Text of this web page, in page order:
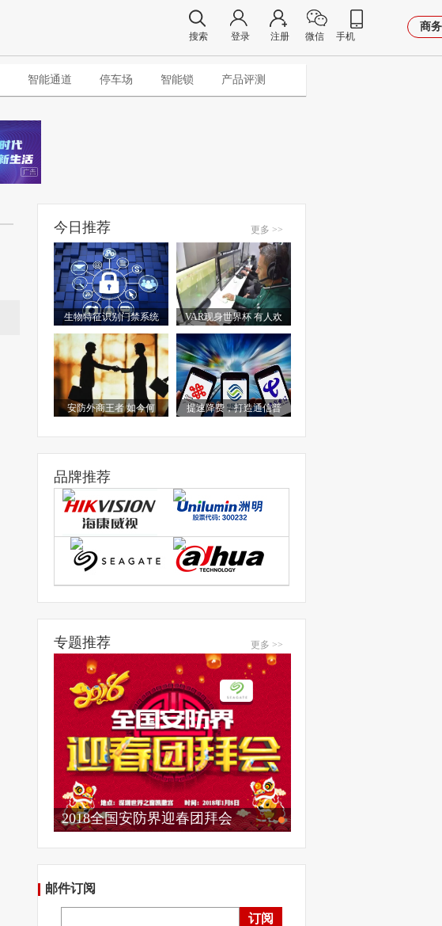
搜索 登录 注册 微信 手机
商
智能通道 停车场 智能锁 产品评测
今日推荐 更多 >>
生物特征识别门禁系统 VAR现身世界杯 有人欢
安防外商王者 如今何 提速降费，打造通信普
品牌推荐
专题推荐 更多 >>
2018全国安防界迎春团拜会
邮件订阅
订阅